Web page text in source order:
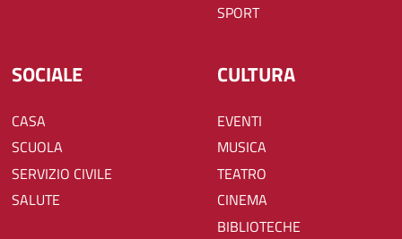
SPORT
SOCIALE
CASA
SCUOLA
SERVIZIO CIVILE
SALUTE
CULTURA
EVENTI
MUSICA
TEATRO
CINEMA
BIBLIOTECHE